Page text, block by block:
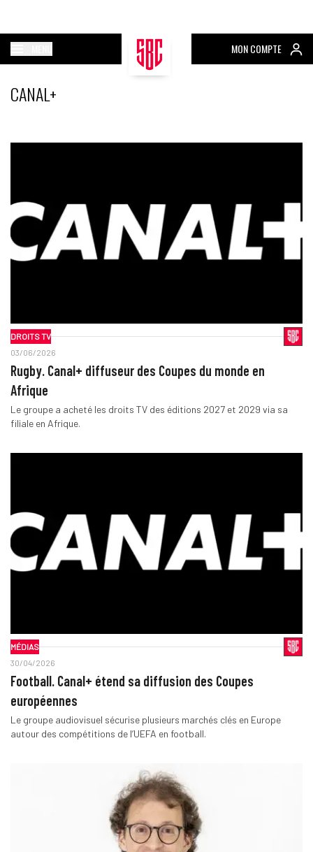
MON COMPTE
CANAL+
DROITS TV
03/06/2026
Rugby. Canal+ diffuseur des Coupes du monde en
Afrique
Le groupe a acheté les droits TV des éditions 2027 et 2029 via sa
filiale en Afrique.
MÉDIAS
30/04/2026
Football. Canal+ étend sa diffusion des Coupes
européennes
Le groupe audiovisuel sécurise plusieurs marchés clés en Europe
autour des compétitions de l’UEFA en football.